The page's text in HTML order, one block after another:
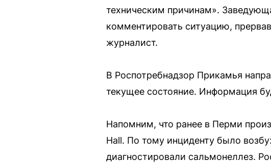
техническим причинам».
комментировать ситуацию,
журналист.
В Роспотребнадзор Прикамья
текущее состояние. Информация
Напомним, что ранее в Перми
Hall. По тому инциденту было
диагностировали сальмонеллез.